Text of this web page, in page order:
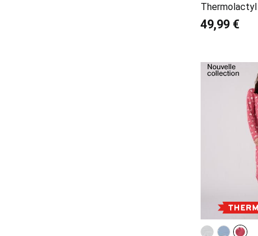
Thermolactyl
49,99 €